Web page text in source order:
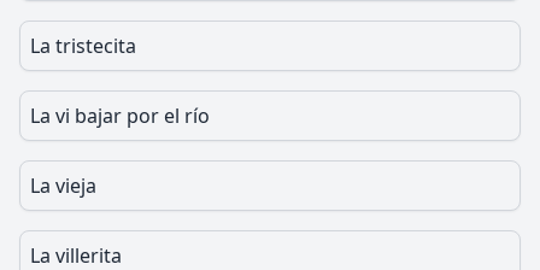
La tristecita
La vi bajar por el río
La vieja
La villerita